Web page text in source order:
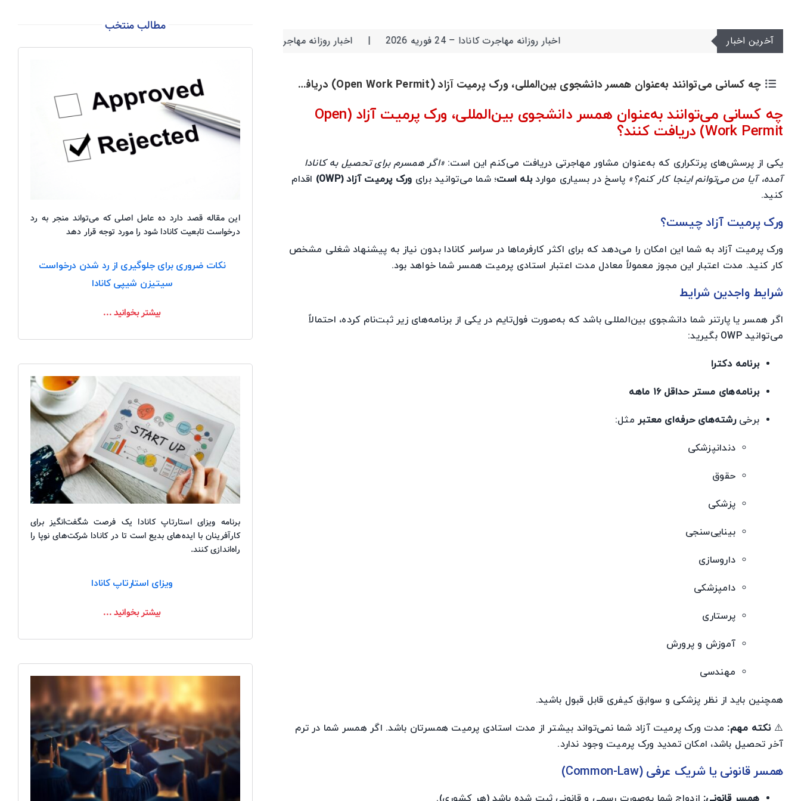
آخرین اخبار اخبار روزانه مهاجرت کانادا – 24 فوریه 2026 | اخبار روزانه مهاجرت کانادا – 23 فوریه 2026
چه کسانی می‌توانند به‌عنوان همسر دانشجوی بین‌المللی، ورک پرمیت آزاد (Open Work Permit) دریافت کنند؟
چه کسانی می‌توانند به‌عنوان همسر دانشجوی بین‌المللی، ورک پرمیت آزاد (Open
Work Permit) دریافت کنند؟
یکی از پرسش‌های پرتکراری که به‌عنوان مشاور مهاجرتی دریافت می‌کنم این است: «اگر همسرم برای تحصیل به کانادا
آمده، آیا من می‌توانم اینجا کار کنم؟» پاسخ در بسیاری مواردبله است؛ شما می‌توانید برای ورک پرمیت آزاد (OWP)
اقدام
کنید.
ورک پرمیت آزاد چیست؟
ورک پرمیت آزاد به شما این امکان را می‌دهد که برای اکثر کارفرماها در سراسر کانادا بدون نیاز به پیشنهاد شغلی مشخص
کار کنید. مدت اعتبار این مجوز معمولاً معادل مدت اعتبار استادی پرمیت همسر شما خواهد بود.
شرایط واجدین شرایط
اگر همسر یا پارتنر شما دانشجوی بین‌المللی باشد که به‌صورت فول‌تایم در یکی از برنامه‌های زیر ثبت‌نام کرده، احتمالاً
می‌توانید OWP بگیرید:
برنامه دکترا
برنامه‌های مستر حداقل ۱۶ ماهه
برخیرشته‌های حرفه‌ای معتبرمثل:
دندانپزشکی
حقوق
پزشکی
بینایی‌سنجی
داروسازی
دامپزشکی
پرستاری
آموزش و پرورش
مهندسی
همچنین باید از نظر پزشکی و سوابق کیفری قابل قبول باشید.
⚠️نکته مهم: مدت ورک پرمیت آزاد شما نمی‌تواند بیشتر از مدت استادی پرمیت همسرتان باشد. اگر همسر شما در ترم
آخر تحصیل باشد، امکان تمدید ورک پرمیت وجود ندارد.
همسر قانونی یا شریک عرفی (Common-Law)
مطالب منتخب
این مقاله قصد دارد ده عامل اصلی که می‌تواند منجر به رد
درخواست تابعیت کانادا شود را مورد توجه قرار دهد
نکات ضروری برای جلوگیری از رد شدن درخواست‌
سیتیزن شیپی کانادا
بیشتر بخوانید ...
برنامه ویزای استارتاپ کانادا یک فرصت شگفت‌انگیز برای
کارآفرینان با ایده‌های بدیع است تا در کانادا شرکت‌های نوپا را
راه‌اندازی کنند.
ویزای استارتاپ کانادا
بیشتر بخوانید ...